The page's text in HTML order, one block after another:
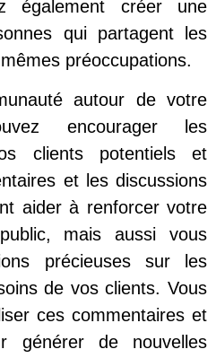
également créer une
qui partagent les
préoccupations.
autour de votre
encourager les
clients potentiels et
et les discussions
aider à renforcer votre
mais aussi vous
précieuses sur les
de vos clients. Vous
ces commentaires et
générer de nouvelles